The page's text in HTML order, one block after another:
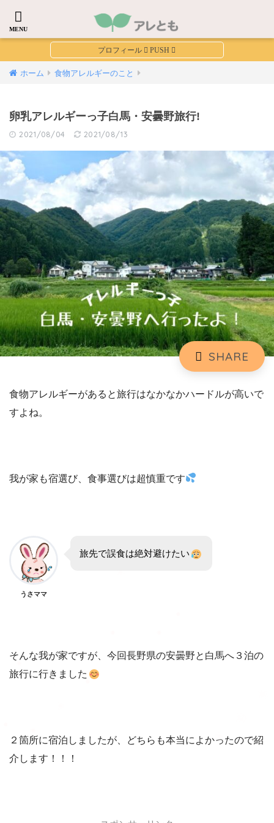
ホーム 食物アレルギーのこと
卵乳アレルギーっ子白馬・安曇野旅行!
2021/08/04 2021/08/13
食物アレルギーがあると旅行はなかなかハードルが高いで
すよね。
我が家も宿選び、食事選びは超慎重です
うさママ
旅先で誤食は絶対避けたい
そんな我が家ですが、今回長野県の安曇野と白馬へ３泊の
旅行に行きました
２箇所に宿泊しましたが、どちらも本当によかったので紹
介します！！！